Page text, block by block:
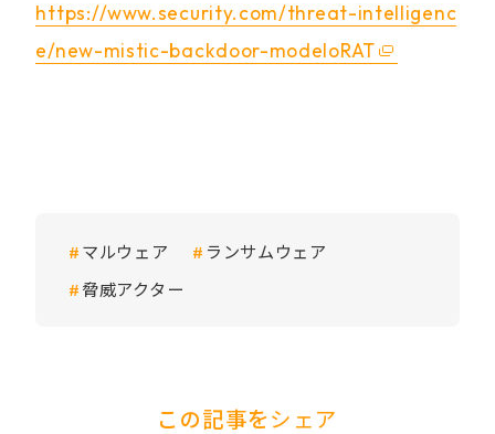
https://www.security.com/threat-intelligenc
e/new-mistic-backdoor-modeloRAT
マルウェア
ランサムウェア
脅威アクター
この記事をシェア